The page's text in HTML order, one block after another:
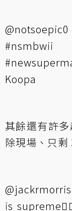
@notsoepic0
#nsmbwii
Koopa
其餘還有許
除現場、只剩
is